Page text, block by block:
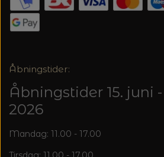
Åbningstider:
Åbningstider 15. juni
2026
Mandag: 11.00 - 17.00